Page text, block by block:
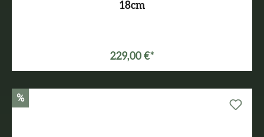
18cm
229,00 €*
%